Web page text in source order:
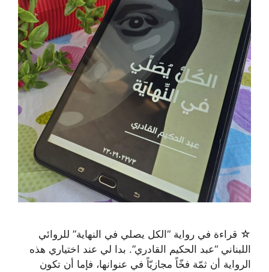
☆ قراءة في رواية “الكل يصلي في النهاية” للروائي
اللبناني “عبد الحكيم القادري”. بدا لي عند اختياري هذه
الرواية أن ثمّة فخّاً مجازيّاً في عنوانها، فإما أن تكون